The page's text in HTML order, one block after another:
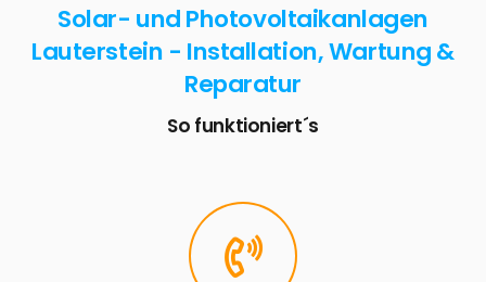
Solar- und Photovoltaikanlagen
Lauterstein - Installation, Wartung &
Reparatur
So funktioniert´s